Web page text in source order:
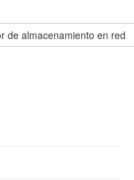
de almacenamiento en red